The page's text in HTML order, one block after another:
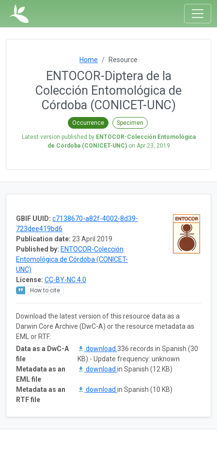
Home Resource
ENTOCOR-Diptera de la
Colección Entomológica de
Córdoba (CONICET-UNC)
Occurrence Specimen
Latest version published by ENTOCOR-Colección Entomológica
de Córdoba (CONICET-UNC)on Apr 23, 2019
GBIF UUID: c7138670-a82f-4002-8d39-
723dee419bd6
Publication date: 23 April 2019
Published by: ENTOCOR-Colección
Entomológica de Córdoba (CONICET-
UNC)
License: CC-BY-NC 4.0
How to cite
Download the latest version of this resource data as a
Darwin Core Archive (DwC-A) or the resource metadata as
EML or RTF:
Data as a DwC-A
file
download 336 records in Spanish (30
KB) - Update frequency: unknown
Metadata as an
EML file
download in Spanish (12 KB)
Metadata as an
RTF file
download in Spanish (10 KB)